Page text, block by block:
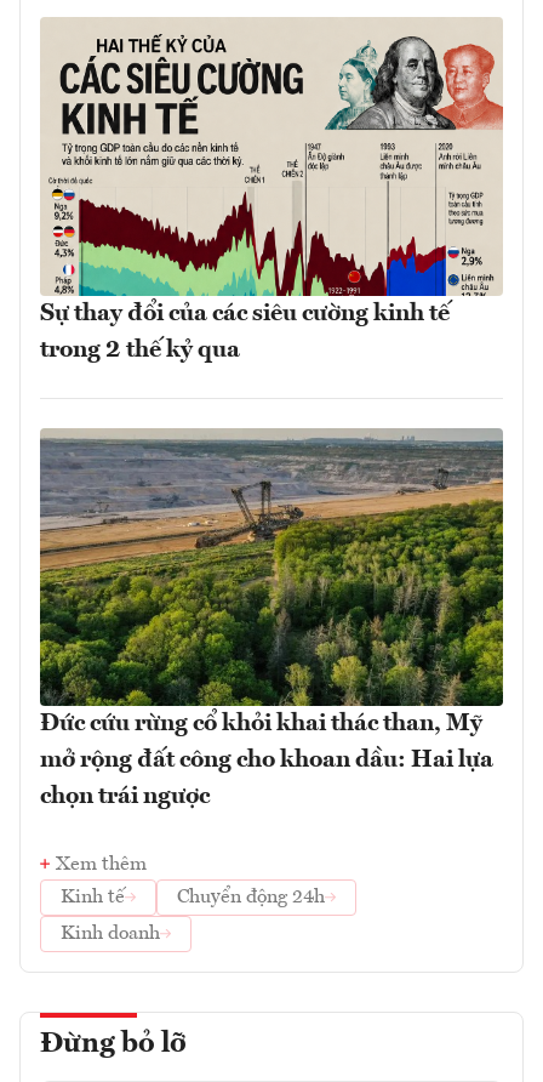
Sự thay đổi của các siêu cường kinh tế
trong 2 thế kỷ qua
Đức cứu rừng cổ khỏi khai thác than, Mỹ
mở rộng đất công cho khoan dầu: Hai lựa
chọn trái ngược
Xem thêm
Kinh tế
Chuyển động 24h
Kinh doanh
Đừng bỏ lỡ